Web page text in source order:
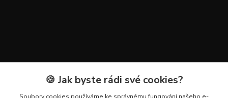
Kontakty🍪 Jak byste rádi své cookies?